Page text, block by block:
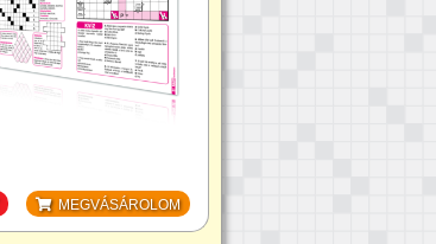
MEGVÁSÁROLOM